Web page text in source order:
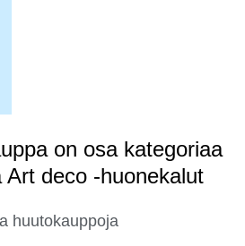
on osa kategoriaa
deco -huonekalut
huutokauppoja